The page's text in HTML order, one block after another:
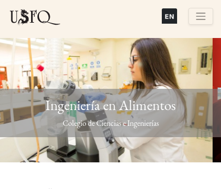
principal
Previous Next
Ingeniería en Alimentos
Colegio de Ciencias e Ingenierías